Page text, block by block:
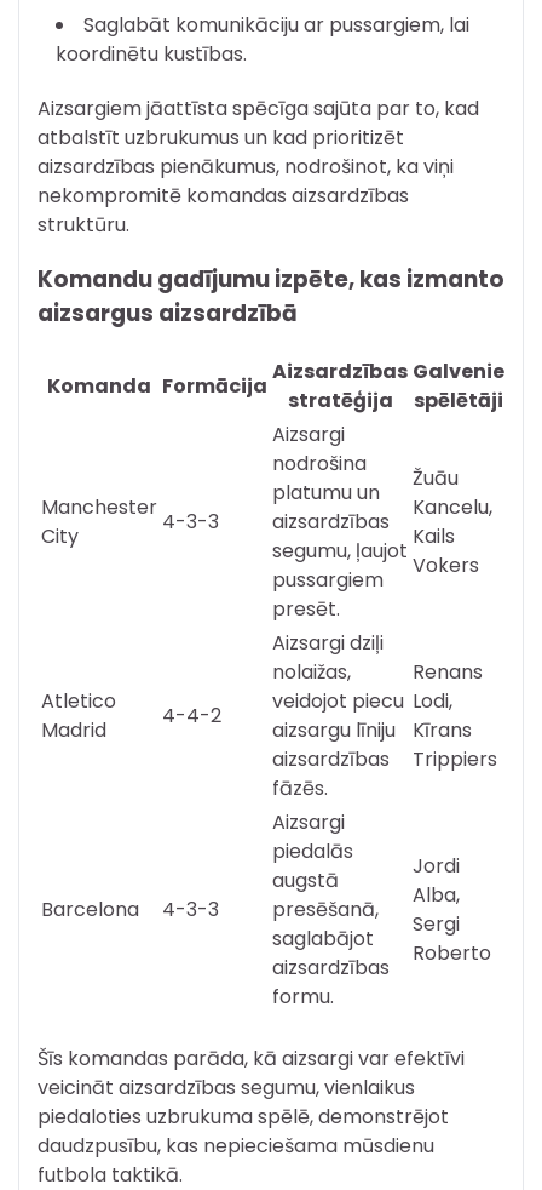
Saglabāt komunikāciju ar pussargiem, lai
koordinētu kustības.
Aizsargiem jāattīsta spēcīga sajūta par to, kad
atbalstīt uzbrukumus un kad prioritizēt
aizsardzības pienākumus, nodrošinot, ka viņi
nekompromitē komandas aizsardzības
struktūru.
Komandu gadījumu izpēte, kas izmanto
aizsargus aizsardzībā
Komanda Formācija
Aizsardzības
stratēģija
Galvenie
spēlētāji
Manchester
City
4-3-3
Aizsargi
nodrošina
platumu un
aizsardzības
segumu, ļaujot
pussargiem
presēt.
Žuāu
Kancelu,
Kails
Vokers
Atletico
Madrid
4-4-2
Aizsargi dziļi
nolaižas,
veidojot piecu
aizsargu līniju
aizsardzības
fāzēs.
Renans
Lodi,
Kīrans
Trippiers
Barcelona 4-3-3
Aizsargi
piedalās
augstā
presēšanā,
saglabājot
aizsardzības
formu.
Jordi
Alba,
Sergi
Roberto
Šīs komandas parāda, kā aizsargi var efektīvi
veicināt aizsardzības segumu, vienlaikus
piedaloties uzbrukuma spēlē, demonstrējot
daudzpusību, kas nepieciešama mūsdienu
futbola taktikā.